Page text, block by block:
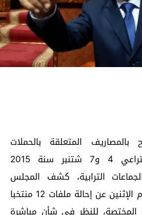
المتعلقة بالحملات
الانتخابية، خلال اقتراعي 4 و7 شتنبر سنة 2015
الترابية، كشف المجلس
الأعلى للحسابات اليوم الإثنين عن إحالة ملفات 12 منتخبا
المختصة، للنظر في شأن مباشرة